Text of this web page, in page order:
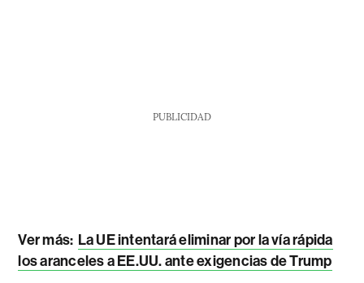
PUBLICIDAD
Ver más: La UE intentará eliminar por la vía rápida
los aranceles a EE.UU. ante exigencias de Trump